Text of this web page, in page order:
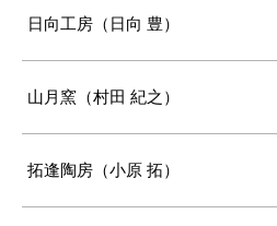
日向工房（日向 豊）
山月窯（村田 紀之）
拓逢陶房（小原 拓）